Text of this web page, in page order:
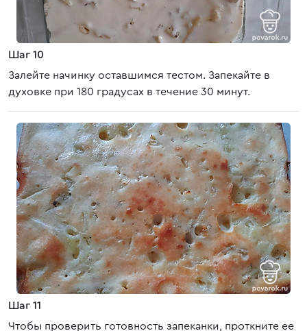
Шаг 10
Залейте начинку оставшимся тестом. Запекайте в
духовке при 180 градусах в течение 30 минут.
Шаг 11
Чтобы проверить готовность запеканки, проткните ее